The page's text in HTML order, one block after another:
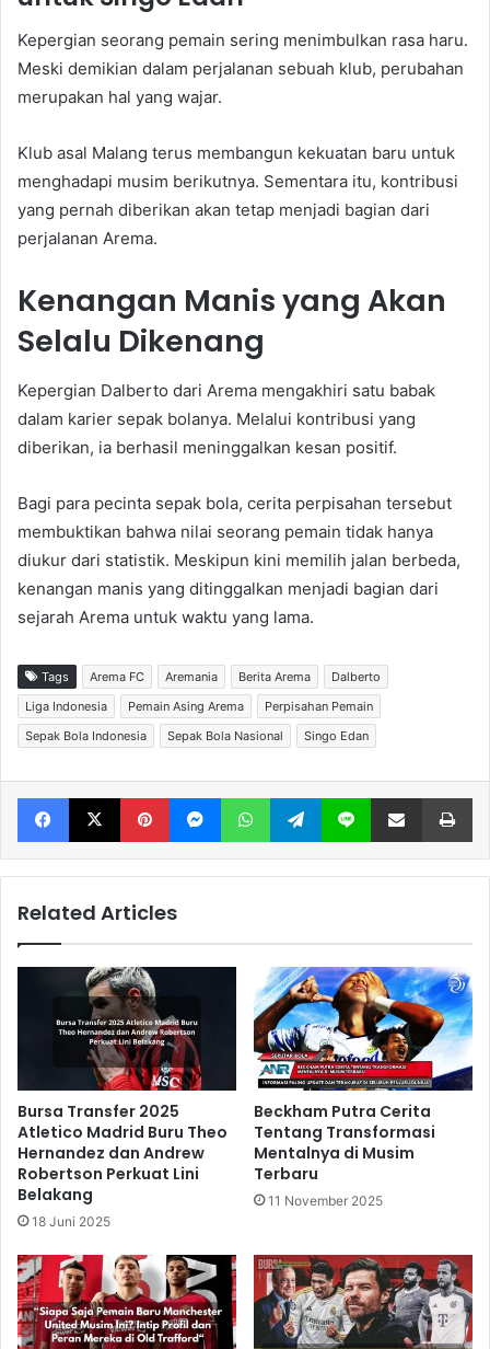
Kepergian seorang pemain sering menimbulkan rasa haru.
Meski demikian dalam perjalanan sebuah klub, perubahan
merupakan hal yang wajar.
Klub asal Malang terus membangun kekuatan baru untuk
menghadapi musim berikutnya. Sementara itu, kontribusi
yang pernah diberikan akan tetap menjadi bagian dari
perjalanan Arema.
Kenangan Manis yang Akan
Selalu Dikenang
Kepergian Dalberto dari Arema mengakhiri satu babak
dalam karier sepak bolanya. Melalui kontribusi yang
diberikan, ia berhasil meninggalkan kesan positif.
Bagi para pecinta sepak bola, cerita perpisahan tersebut
membuktikan bahwa nilai seorang pemain tidak hanya
diukur dari statistik. Meskipun kini memilih jalan berbeda,
kenangan manis yang ditinggalkan menjadi bagian dari
sejarah Arema untuk waktu yang lama.
Tags Arema FC Aremania Berita Arema
Dalberto
Liga Indonesia
Pemain Asing Arema
Perpisahan Pemain
Sepak Bola Indonesia
Sepak Bola Nasional Singo Edan
Facebook X Pinterest Messenger WhatsApp Telegram Line Share via Email
Related Articles
Bursa Transfer 2025
Atletico Madrid Buru Theo
Hernandez dan Andrew
Robertson Perkuat Lini
Belakang
18 Juni 2025
Beckham Putra Cerita
Tentang Transformasi
Mentalnya di Musim
Terbaru
11 November 2025